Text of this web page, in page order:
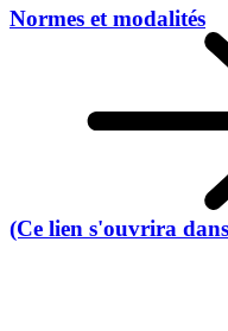
Normes et modalités
(Ce lien s'ouvrira